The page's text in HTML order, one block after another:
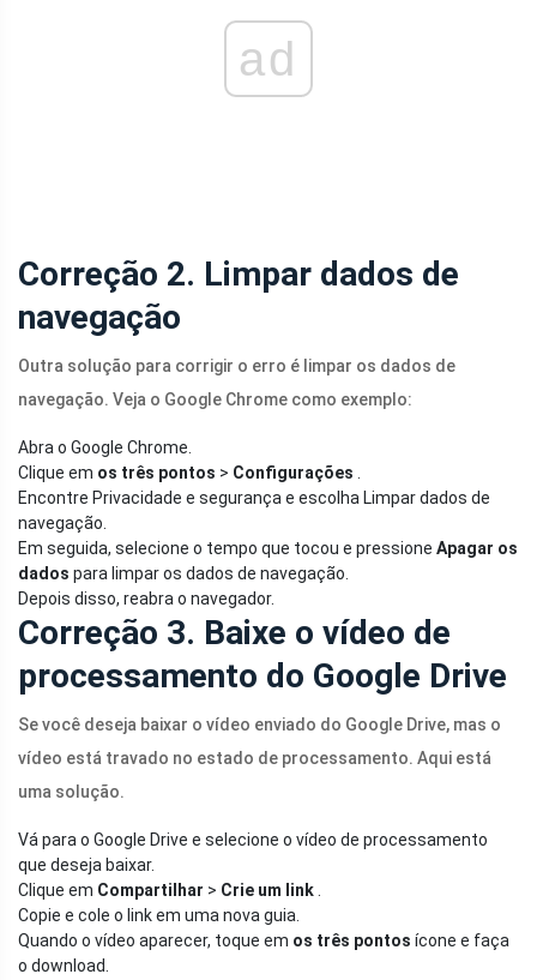
ad
Correção 2. Limpar dados de
navegação
Outra solução para corrigir o erro é limpar os dados de
navegação. Veja o Google Chrome como exemplo:
Abra o Google Chrome.
Clique em os três pontos > Configurações
Encontre Privacidade e segurança e escolha Limpar dados de
navegação.
Em seguida, selecione o tempo que tocou e pressione Apagar os
dados para limpar os dados de navegação.
Depois disso, reabra o navegador.
Correção 3. Baixe o vídeo de
processamento do Google Drive
Se você deseja baixar o vídeo enviado do Google Drive, mas o
vídeo está travado no estado de processamento. Aqui está
uma solução.
Vá para o Google Drive e selecione o vídeo de processamento
que deseja baixar.
Clique em Compartilhar > Crie um link
Copie e cole o link em uma nova guia.
Quando o vídeo aparecer, toque em os três pontos ícone e faça
o download.